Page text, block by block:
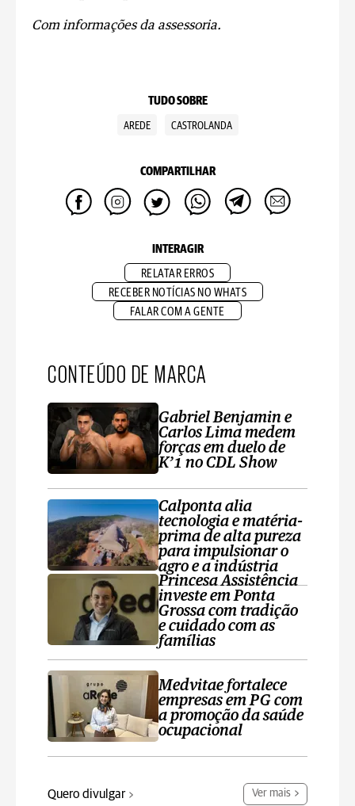
Com informações da assessoria.
TUDO SOBRE
AREDE CASTROLANDA
COMPARTILHAR
INTERAGIR
RELATAR ERROS
RECEBER NOTÍCIAS NO WHATS
FALAR COM A GENTE
CONTEÚDO DE MARCA
Gabriel Benjamin e
Carlos Lima medem
forças em duelo de
K’1 no CDL Show
Calponta alia
tecnologia e matéria-
prima de alta pureza
para impulsionar o
agro e a indústria
Princesa Assistência
investe em Ponta
Grossa com tradição
e cuidado com as
famílias
Medvitae fortalece
empresas em PG com
a promoção da saúde
ocupacional
Quero divulgar Ver mais